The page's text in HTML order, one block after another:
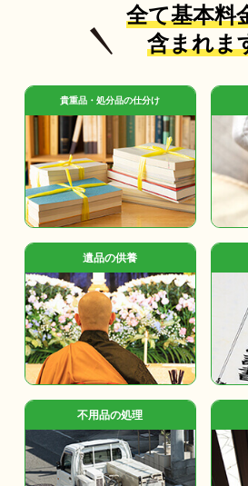
全て基本料
含まれま
貴重品・処分品の仕分け
遺品の供養
不用品の処理